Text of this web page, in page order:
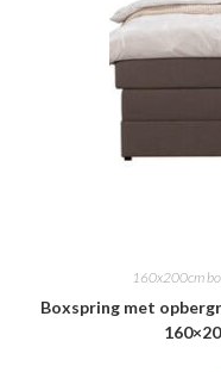
160x200cm
Boxspring met